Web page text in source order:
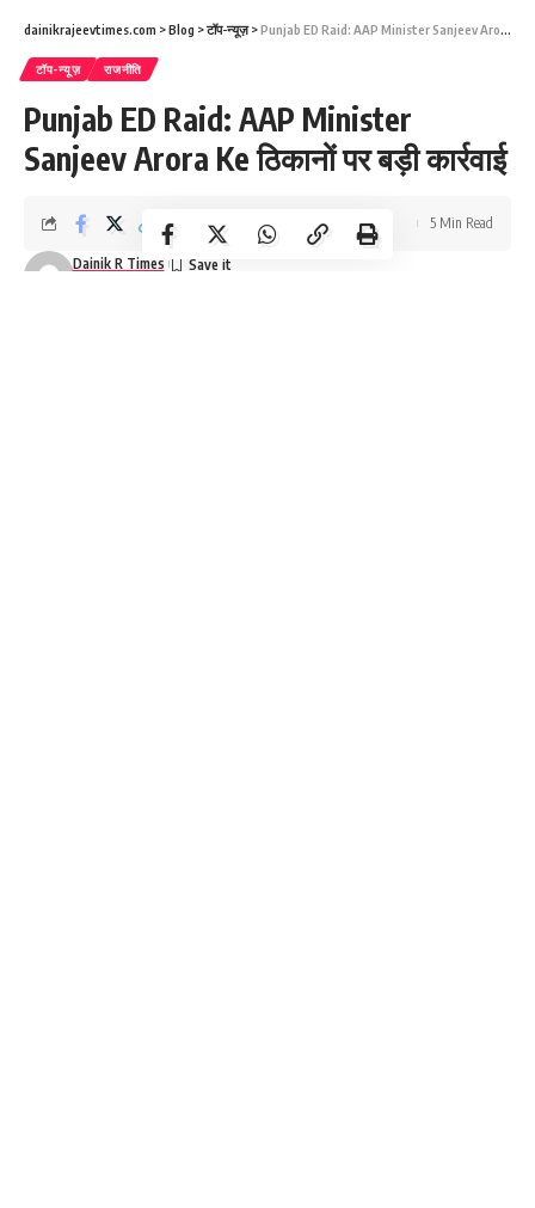
dainikrajeevtimes.com >Blog >टॉप-न्यूज़>Punjab ED Raid: AAP Minister Sanjeev Arora Ke ठिकानों पर बड़ी कार्रवाई
टॉप-न्यूज़ राजनीति
Punjab ED Raid: AAP Minister
Sanjeev Arora Ke ठिकानों पर बड़ी कार्रवाई
Dainik R Times
5 Min Read